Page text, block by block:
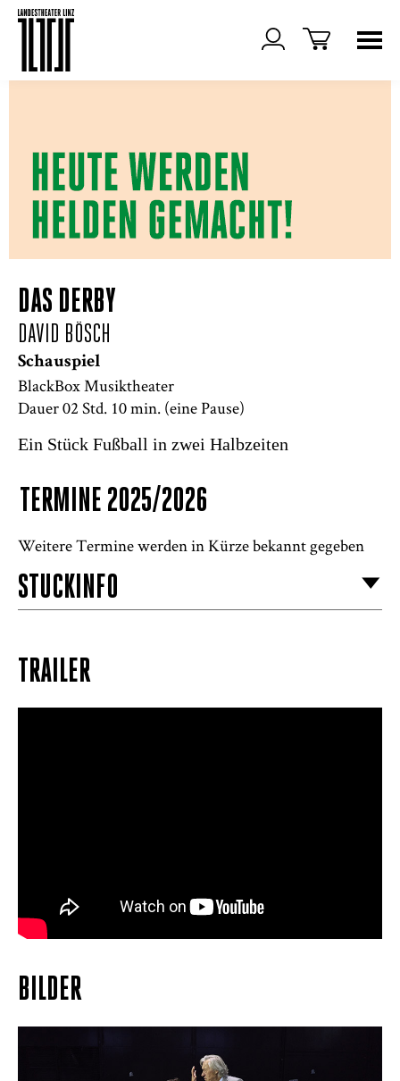
DAS DERBY
DAVID BÖSCH
Schauspiel
BlackBox Musiktheater
Dauer 02 Std. 10 min. (eine Pause)
Ein Stück Fußball in zwei Halbzeiten
TERMINE 2025/2026
Weitere Termine werden in Kürze bekannt gegeben
STÜCKINFO
TRAILER
BILDER